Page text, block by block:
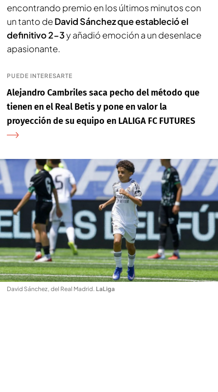
encontrando premio en los últimos minutos con
un tanto de David Sánchez que estableció el
definitivo 2-3y añadió emoción a un desenlace
apasionante.
PUEDE INTERESARTE
Alejandro Cambriles saca pecho del método que
tienen en el Real Betis y pone en valor la
proyección de su equipo en LALIGA FC FUTURES
David Sánchez, del Real Madrid. LaLiga